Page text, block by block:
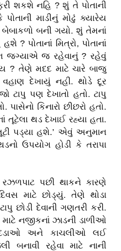
શકશે નહિ ? શું તે પોતાની
પોતાની માડીનું મોઢું ક્યારેય
બની ગયો. શું તેમનાં
પોતાનાં મિત્રો, પોતાનાં
જગ્યાએ જ રહેવાનું ? રહેવું
? તેણે મદદ માટે ચારે બાજુ
દેખાયું નહી. થોડે દૂર
ટાપુ પણ દેખાતો હતો. ટાપુ
પાસેનો કિનારો છીછરો હતો.
તૂટેલા થડ દેખાઈ રહ્યા હતા.
તૂટી પડ્યા હશે.’ એવું અનુમાન
ઉપયોગ હોડી કે તરાપા
પછી થાકને કારણે
માટે છોડ્યું. તેણે થોડા
છોડી દેવાની ગણતરી કરી.
માટે નજીકનાં ઝાડની ડાળીઓ
અને કાચલીઓ લઈ
બનાવી રહેવા માટે નાની